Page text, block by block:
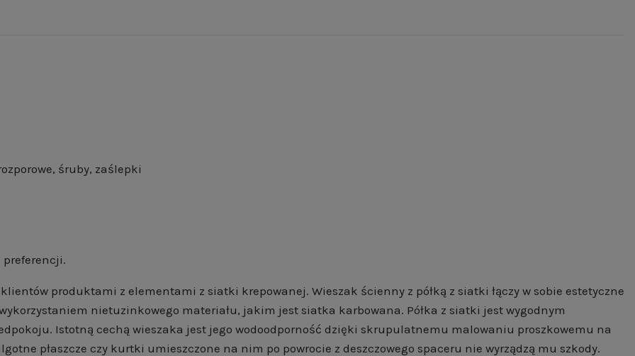
śruby, zaślepki
preferencji.
produktami z elementami z siatki krepowanej. Wieszak ścienny z półką z siatki łączy w sobie estetyczne
nietuzinkowego materiału, jakim jest siatka karbowana. Półka z siatki jest wygodnym
Istotną cechą wieszaka jest jego wodoodporność dzięki skrupulatnemu malowaniu proszkowemu na
płaszcze czy kurtki umieszczone na nim po powrocie z deszczowego spaceru nie wyrządzą mu szkody.